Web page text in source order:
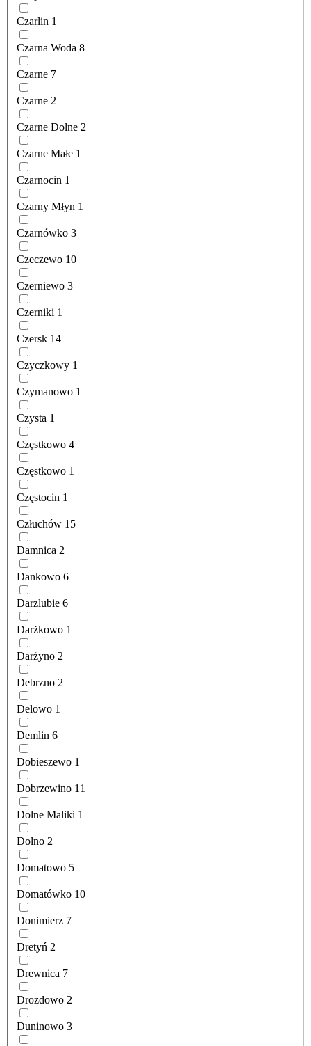
Czarlin 1
Czarna Woda 8
Czarne 7
Czarne 2
Czarne Dolne 2
Czarne Małe 1
Czarnocin 1
Czarny Młyn 1
Czarnówko 3
Czeczewo 10
Czerniewo 3
Czerniki 1
Czersk 14
Czyczkowy 1
Czymanowo 1
Czysta 1
Częstkowo 4
Częstkowo 1
Częstocin 1
Człuchów 15
Damnica 2
Dankowo 6
Darzlubie 6
Darżkowo 1
Darżyno 2
Debrzno 2
Delowo 1
Demlin 6
Dobieszewo 1
Dobrzewino 11
Dolne Maliki 1
Dolno 2
Domatowo 5
Domatówko 10
Donimierz 7
Dretyń 2
Drewnica 7
Drozdowo 2
Duninowo 3